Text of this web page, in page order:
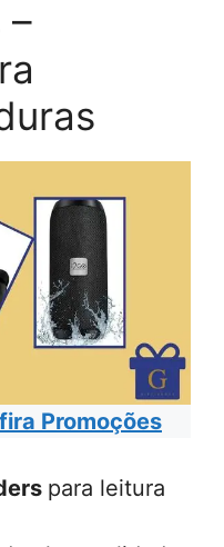
–
Promoções
para leitura